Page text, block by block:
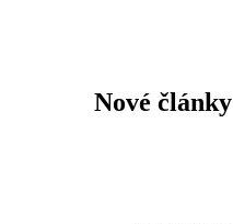
Nové články